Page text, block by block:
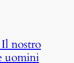
nostro
uomini